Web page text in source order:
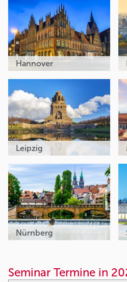
Hannover
Leipzig
Nürnberg
Seminar Termine in